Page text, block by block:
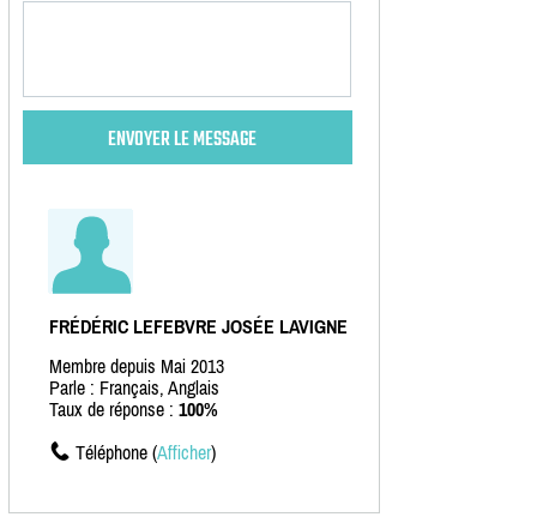
FRÉDÉRIC LEFEBVRE JOSÉE LAVIGNE
Membre depuis Mai 2013
Parle : Français, Anglais
Taux de réponse : 100%
Téléphone (Afficher)